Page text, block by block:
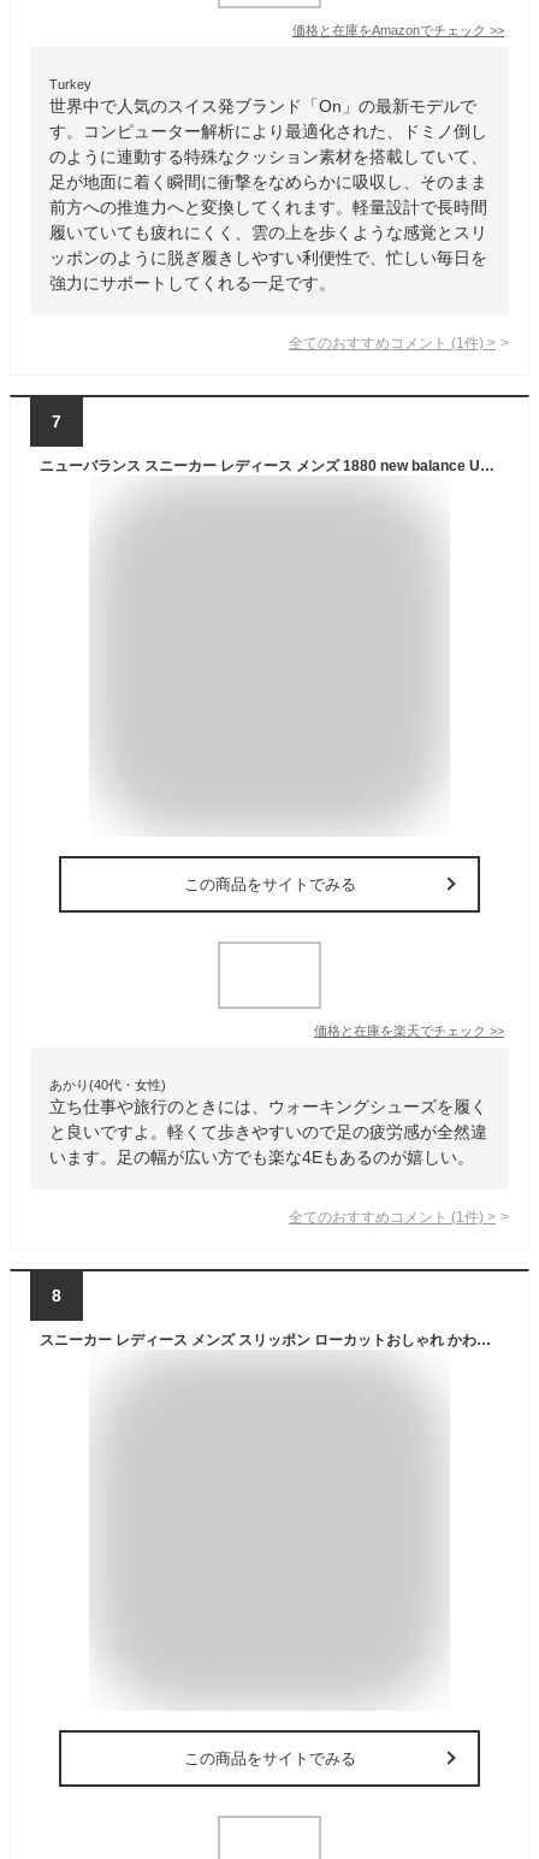
価格と在庫をAmazonでチェック >>
Turkey
世界中で人気のスイス発ブランド「On」の最新モデルで
す。コンピューター解析により最適化された、ドミノ倒し
のように連動する特殊なクッション素材を搭載していて、
足が地面に着く瞬間に衝撃をなめらかに吸収し、そのまま
前方への推進力へと変換してくれます。軽量設計で長時間
履いていても疲れにくく、雲の上を歩くような感覚とスリ
ッポンのように脱ぎ履きしやすい利便性で、忙しい毎日を
強力にサポートしてくれる一足です。
全てのおすすめコメント (1 件) >
7
ニューバランス スニーカー レディース メンズ 1880 new balance U188W Fresh Foam v2 ブラック グレー ホワイト 2E 4E 幅広 フレッシュフォーム ウォーキング NB
この商品をサイトでみる
価格と在庫を楽天でチェック >>
あかり(40代・女性)
立ち仕事や旅行のときには、ウォーキングシューズを履く
と良いですよ。軽くて歩きやすいので足の疲労感が全然違
います。足の幅が広い方でも楽な4Eもあるのが嬉しい。
全てのおすすめコメント (1 件) >
8
スニーカー レディース メンズ スリッポン ローカットおしゃれ かわいい 疲れない ランニング シューズ 初心者 おすすめ 靴 歩きやすい 大きいサイズ ジム ウォーキング スポーツ 洗える 送料無料 ブラック グレー 通気性 ニット生地
この商品をサイトでみる